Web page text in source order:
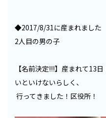
◆2017/8/31に産まれました
2人目の男の子
【名前決定!!!】産まれて13
いといけないらしく、
行ってきました！区役所！